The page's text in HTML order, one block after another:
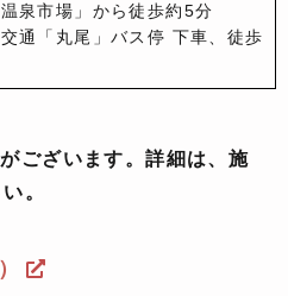
温泉市場」から徒歩約5分
交通「丸尾」バス停 下車、徒歩
ございます。詳細は、施
。